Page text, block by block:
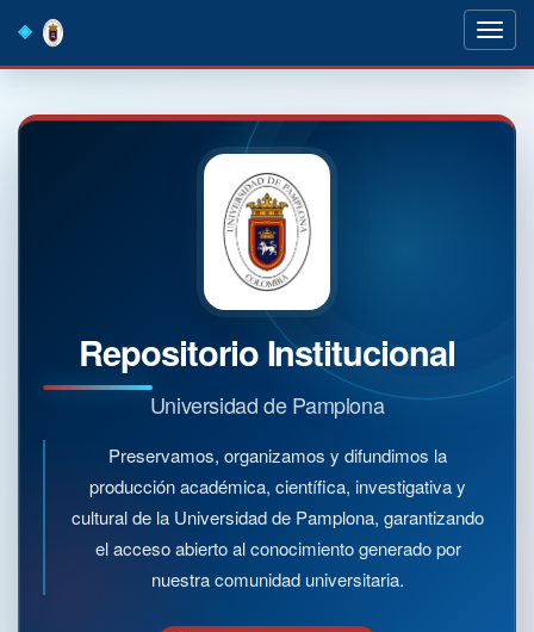
navigation
Repositorio Institucional
Universidad de Pamplona
Preservamos, organizamos y difundimos la
producción académica, científica, investigativa y
cultural de la Universidad de Pamplona, garantizando
el acceso abierto al conocimiento generado por
nuestra comunidad universitaria.